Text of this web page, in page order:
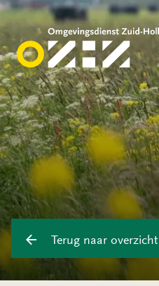
Terug naar overzicht